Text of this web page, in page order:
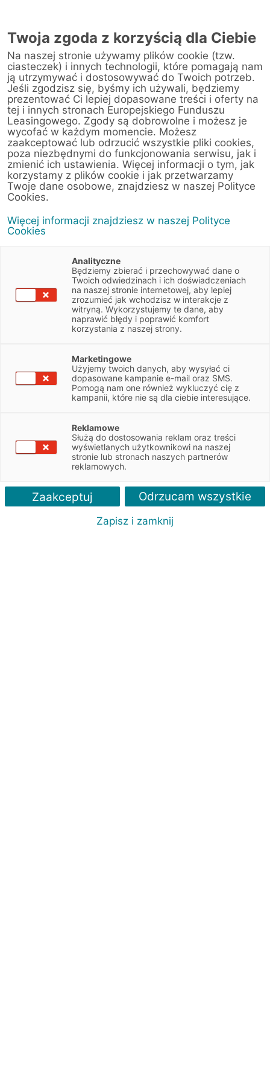
Warsztat
Strona główna/ Obsługa klienta/Centrum Likwidacji Szkód
Raben Transport Sp. z o.o.
< Powrót do listy placówek
Raben Transport Sp.
z o.o.
Poznańska 71
62-023 Gądki (Poznań)
7810020506
Obsługiwane pojazdy:
Ciężarowe, Dostawcze
DAF, Schmitz, Krone, Wielton, Solaris
Autoryzacja serwisu:
Wyznacz trasę
Twoja zgoda z korzyścią dla Ciebie
Na naszej stronie używamy plików cookie (tzw.
ciasteczek) i innych technologii, które pomagają nam
ją utrzymywać i dostosowywać do Twoich potrzeb.
Jeśli zgodzisz się, byśmy ich używali, będziemy
prezentować Ci lepiej dopasowane treści i oferty na
tej i innych stronach Europejskiego Funduszu
Leasingowego. Zgody są dobrowolne i możesz je
wycofać w każdym momencie. Możesz
zaakceptować lub odrzucić wszystkie pliki cookies,
poza niezbędnymi do funkcjonowania serwisu, jak i
zmienić ich ustawienia. Więcej informacji o tym, jak
korzystamy z plików cookie i jak przetwarzamy
Twoje dane osobowe, znajdziesz w naszej Polityce
Cookies.
Więcej informacji znajdziesz w naszej Polityce
Cookies
Analityczne
Będziemy zbierać i przechowywać dane o
Twoich odwiedzinach i ich doświadczeniach
na naszej stronie internetowej, aby lepiej
zrozumieć jak wchodzisz w interakcje z
witryną. Wykorzystujemy te dane, aby
naprawić błędy i poprawić komfort
korzystania z naszej strony.
Marketingowe
Użyjemy twoich danych, aby wysyłać ci
dopasowane kampanie e-mail oraz SMS.
Pomogą nam one również wykluczyć cię z
kampanii, które nie są dla ciebie interesujące.
Reklamowe
Służą do dostosowania reklam oraz treści
wyświetlanych użytkownikowi na naszej
stronie lub stronach naszych partnerów
reklamowych.
Zaakceptuj Odrzucam wszystkie
Zapisz i zamknij